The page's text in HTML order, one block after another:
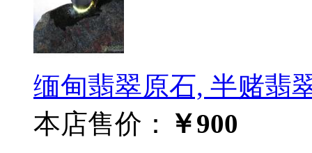
缅甸翡翠原石, 半赌翡
本店售价：
￥900